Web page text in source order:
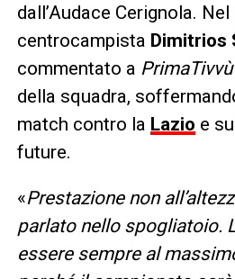
dall’Audace Cerignola.
centrocampista Dimitrios
commentato a PrimaTivvù
della squadra,
match contro la Lazio e
future.
«Prestazione non
parlato nello spogliatoio.
essere sempre al